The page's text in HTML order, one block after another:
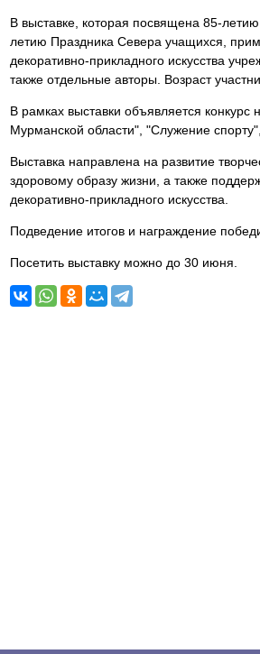
В выставке, которая посвящена 85-
летию Праздника Севера учащихся,
декоративно-прикладного искусства
также отдельные авторы. Возраст
В рамках выставки объявляется
Мурманской области", "Служение
Выставка направлена на развитие
здоровому образу жизни, а также
декоративно-прикладного искусства.
Подведение итогов и награждение
Посетить выставку можно до 30 июня.